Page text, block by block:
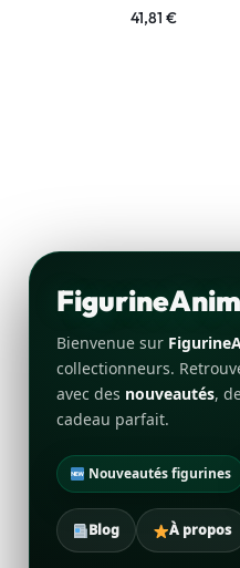
41,81 €
Bienvenue sur
collectionneurs.
avec des nouveautés,
cadeau parfait.
Nouveautés figurines
Blog À propos